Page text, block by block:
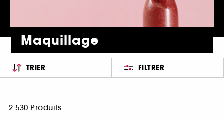
Maquillage
TRIER FILTRER
2 530 Produits